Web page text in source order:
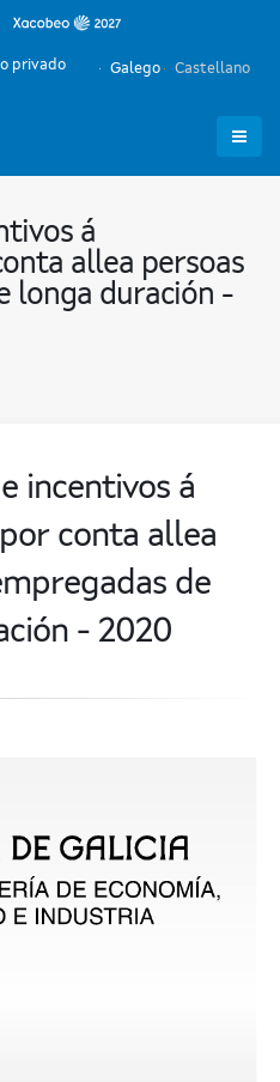
Galego Castellano
privado
á
allea persoas
longa duración -
incentivos á
conta allea
de
- 2020